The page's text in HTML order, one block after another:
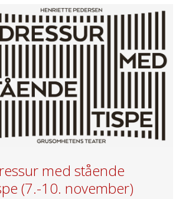
med stående
(7.-10. november)